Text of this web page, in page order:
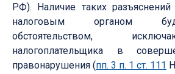
РФ). Наличие таких
налоговым органом
обстоятельством,
налогоплательщика в
правонарушения (пп. 3 п. 1 ст. 111